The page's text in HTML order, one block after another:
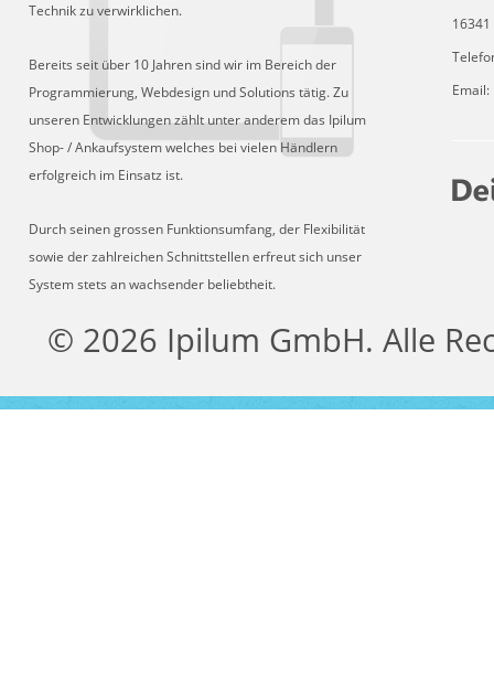
Technik zu verwirklichen.
Bereits seit über 10 Jahren sind wir im Bereich der
Programmierung, Webdesign und Solutions tätig. Zu
unseren Entwicklungen zählt unter anderem das Ipilum
Shop- / Ankaufsystem welches bei vielen Händlern
erfolgreich im Einsatz ist.
Durch seinen grossen Funktionsumfang, der Flexibilität
sowie der zahlreichen Schnittstellen erfreut sich unser
System stets an wachsender beliebtheit.
© 2026 Ipilum GmbH. Alle